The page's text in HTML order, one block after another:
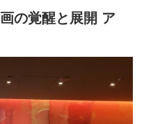
の覚醒と展開 ア